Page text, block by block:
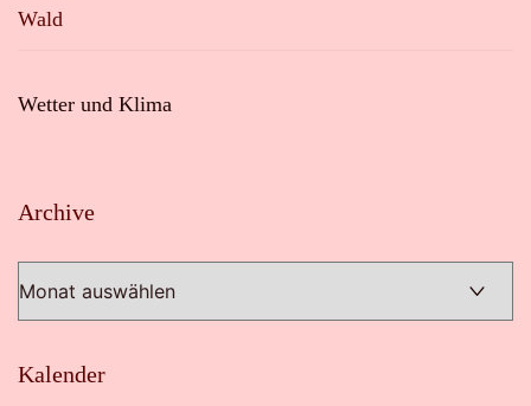
Wald
Wetter und Klima
Archive
Kalender